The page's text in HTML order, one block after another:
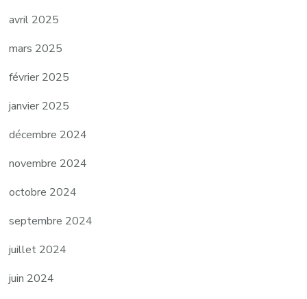
avril 2025
mars 2025
février 2025
janvier 2025
décembre 2024
novembre 2024
octobre 2024
septembre 2024
juillet 2024
juin 2024